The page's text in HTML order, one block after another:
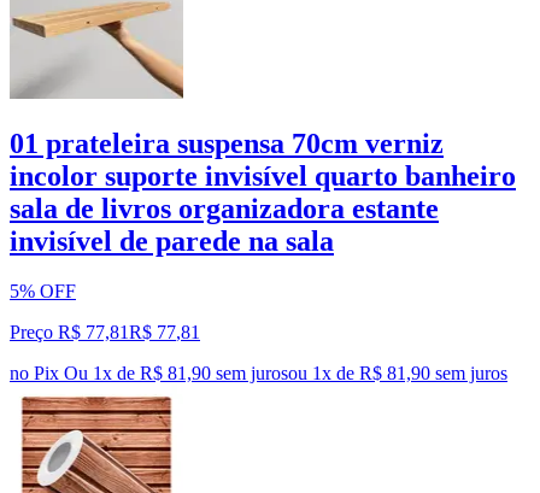
01 prateleira suspensa 70cm verniz
incolor suporte invisível quarto banheiro
sala de livros organizadora estante
invisível de parede na sala
5% OFF
Preço R$ 77,81R$ 77,81
no Pix Ou 1x de R$ 81,90 sem jurosou 1x de R$ 81,90 sem juros